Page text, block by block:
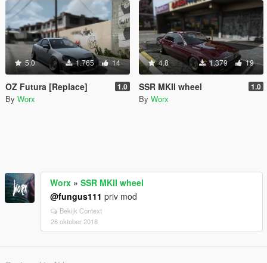
5.0 1.765 14
OZ Futura [Replace] 1.0
By Worx
4.8 1.379 19
SSR MKII wheel 1.0
By Worx
Worx » SSR MKII wheel
@fungus111 priv mod
Bekijk Context
26 oktober 2018